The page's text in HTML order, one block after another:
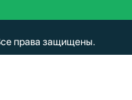
права защищены.